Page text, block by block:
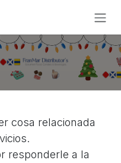
cosa relacionada
responderle a la